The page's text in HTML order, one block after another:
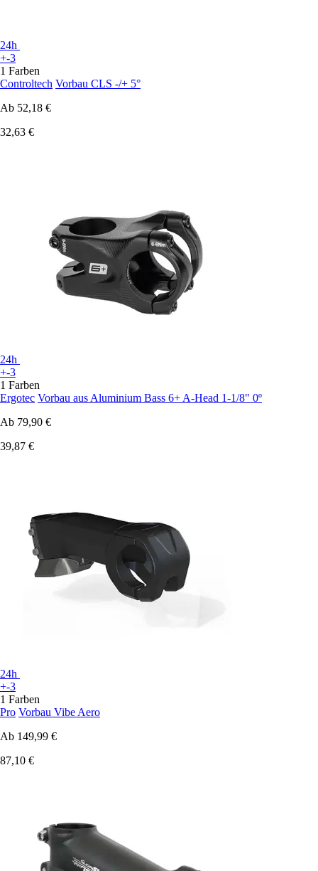
24h
+-3
1 Farben
Controltech Vorbau CLS -/+ 5°
Ab 52,18 €
32,63 €
24h
+-3
1 Farben
Ergotec Vorbau aus Aluminium Bass 6+ A-Head 1-1/8" 0º
Ab 79,90 €
39,87 €
24h
+-3
1 Farben
Pro Vorbau Vibe Aero
Ab 149,99 €
87,10 €